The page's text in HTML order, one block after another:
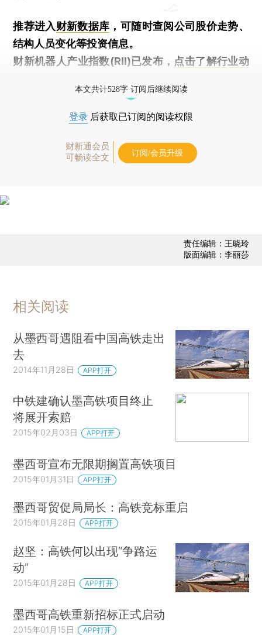
推荐进入财新数据库 ，可随时查阅公司股价走势、
结构人员变化等投资信息。
财新机器人产业指数(RII)已发布， 点击了解行业动
本文共计528字 订阅后继续阅读
登录 后获取已订阅的阅读权限
财新通会员
可畅读全文
订阅/会员升级
责任编辑：王晓玲
版面编辑：李丽莎
相关阅读
从墨西哥遇阻看中国高铁走出
去
2014年11月28日 APP打开
中铁建确认墨高铁项目终止
将展开索赔
2015年02月03日 APP打开
墨西哥宣布无限期搁置高铁项目
2015年01月31日 APP打开
墨西哥贸促局局长：高铁竞标重启
2015年01月28日 APP打开
赵坚：高铁何以出现“争路运
动”
2015年01月28日 APP打开
墨西哥高铁重新招标正式启动
2015年01月15日 APP打开